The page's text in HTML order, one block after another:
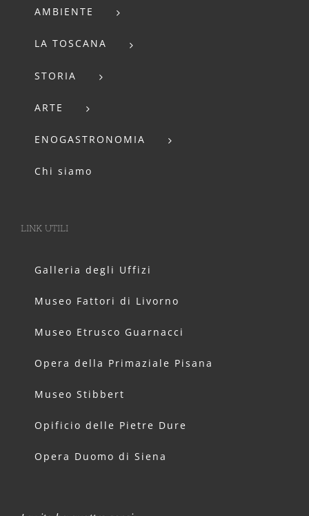
AMBIENTE
LA TOSCANA
STORIA
ARTE
ENOGASTRONOMIA
Chi siamo
LINK UTILI
Galleria degli Uffizi
Museo Fattori di Livorno
Museo Etrusco Guarnacci
Opera della Primaziale Pisana
Museo Stibbert
Opificio delle Pietre Dure
Opera Duomo di Siena